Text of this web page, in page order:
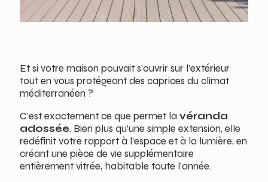
Et si votre maison pouvait s’ouvrir sur l’extérieur
tout en vous protégeant des caprices du climat
méditerranéen ?
C’est exactement ce que permet la véranda
adossée. Bien plus qu’une simple extension, elle
redéfinit votre rapport à l’espace et à la lumière, en
créant une pièce de vie supplémentaire
entièrement vitrée, habitable toute l’année.